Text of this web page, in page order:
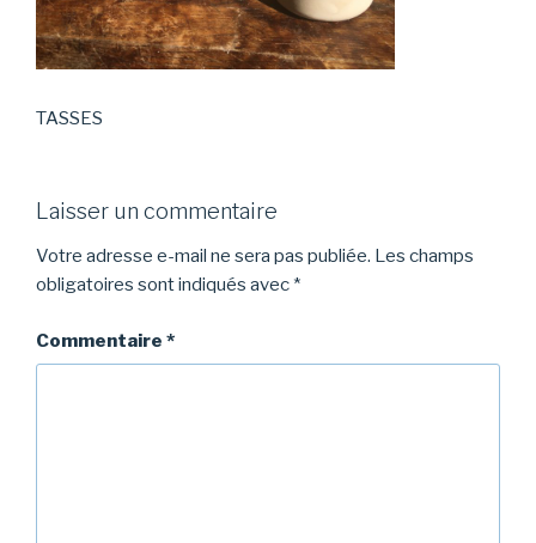
TASSES
Laisser un commentaire
Votre adresse e-mail ne sera pas publiée. Les champs
obligatoires sont indiqués avec *
Commentaire *